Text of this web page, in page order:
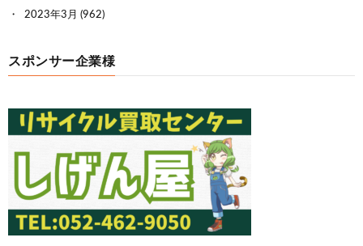
2023年3月 (962)
スポンサー企業様